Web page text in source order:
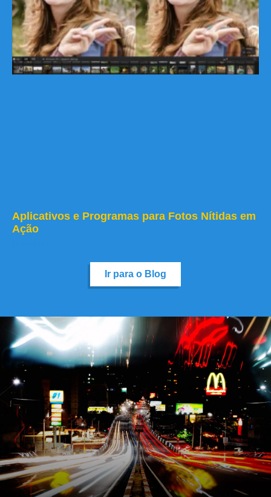
Aplicativos e Programas para Fotos Nítidas em
Ação
Ir para o Blog